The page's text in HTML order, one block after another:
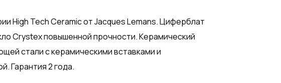
High Tech Ceramic от Jacques Lemans. Циферблат
Crystex повышенной прочности. Керамический
стали с керамическими вставками и
Гарантия 2 года.